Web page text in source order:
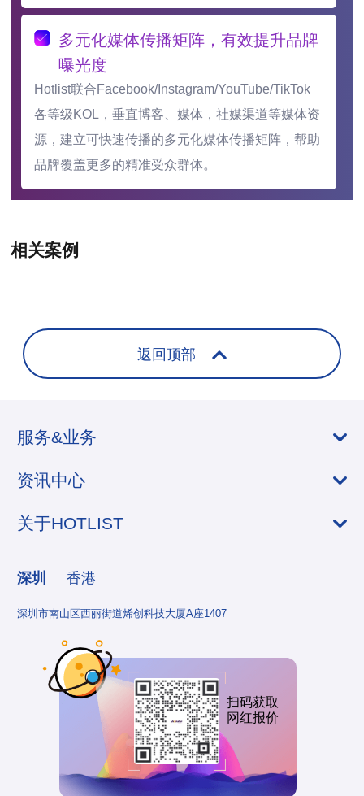
多元化媒体传播矩阵，有效提升品牌
曝光度
Hotlist联合Facebook/Instagram/YouTube/TikTok
各等级KOL，垂直博客、媒体，社媒渠道等媒体资
源，建立可快速传播的多元化媒体传播矩阵，帮助
品牌覆盖更多的精准受众群体。
相关案例
返回顶部
服务&业务
资讯中心
关于HOTLIST
深圳 香港
深圳市南山区西丽街道烯创科技大厦A座1407
扫码获取
网红报价